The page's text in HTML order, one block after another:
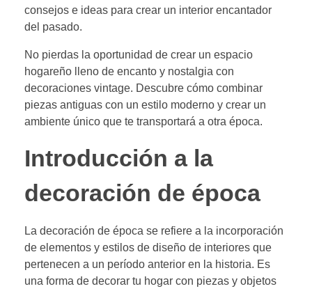
consejos e ideas para crear un interior encantador
del pasado.
No pierdas la oportunidad de crear un espacio
hogareño lleno de encanto y nostalgia con
decoraciones vintage. Descubre cómo combinar
piezas antiguas con un estilo moderno y crear un
ambiente único que te transportará a otra época.
Introducción a la
decoración de época
La decoración de época se refiere a la incorporación
de elementos y estilos de diseño de interiores que
pertenecen a un período anterior en la historia. Es
una forma de decorar tu hogar con piezas y objetos